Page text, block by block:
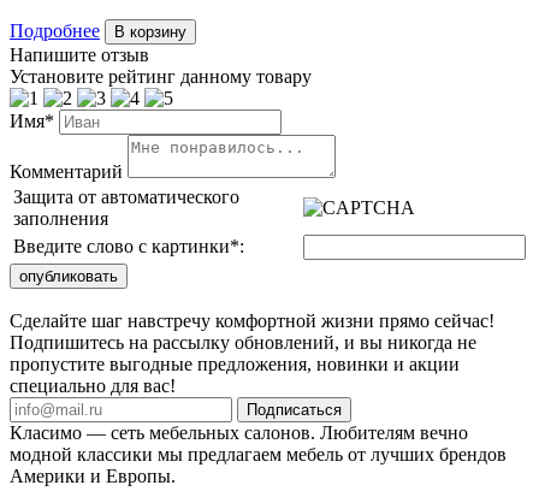
Подробнее В корзину
Напишите отзыв
Установите рейтинг данному товару
Имя*
Комментарий
Защита от автоматического
заполнения
Введите слово с картинки*:
Сделайте шаг навстречу комфортной жизни прямо сейчас!
Подпишитесь на рассылку обновлений, и вы никогда не
пропустите выгодные предложения, новинки и акции
специально для вас!
Подписаться
Класимо — cеть мебельных салонов. Любителям вечно
модной классики мы предлагаем мебель от лучших брендов
Америки и Европы.